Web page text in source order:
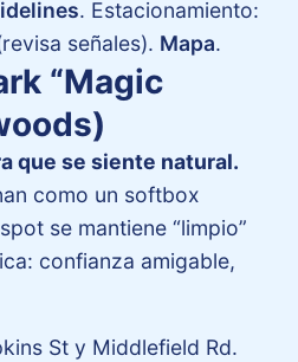
. Estacionamiento:
señales). Mapa.
“Magic
que se siente natural.
como un softbox
se mantiene “limpio”
confianza amigable,
St y Middlefield Rd.